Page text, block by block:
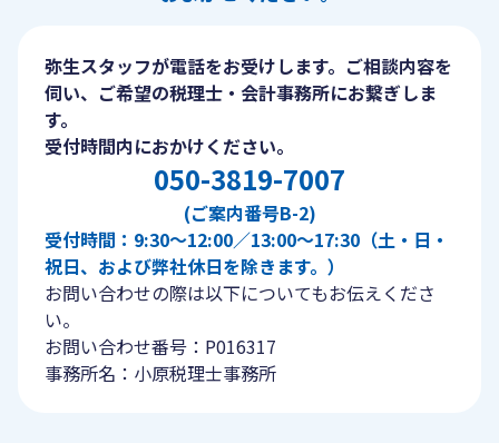
弥生スタッフが電話をお受けします。ご相談内容を
伺い、ご希望の税理士・会計事務所にお繋ぎしま
す。
受付時間内におかけください。
050-3819-7007
(ご案内番号B-2)
受付時間：9:30〜12:00／13:00〜17:30（土・日・
祝日、および弊社休日を除きます。）
お問い合わせの際は以下についてもお伝えくださ
い。
お問い合わせ番号：P016317
事務所名：小原税理士事務所